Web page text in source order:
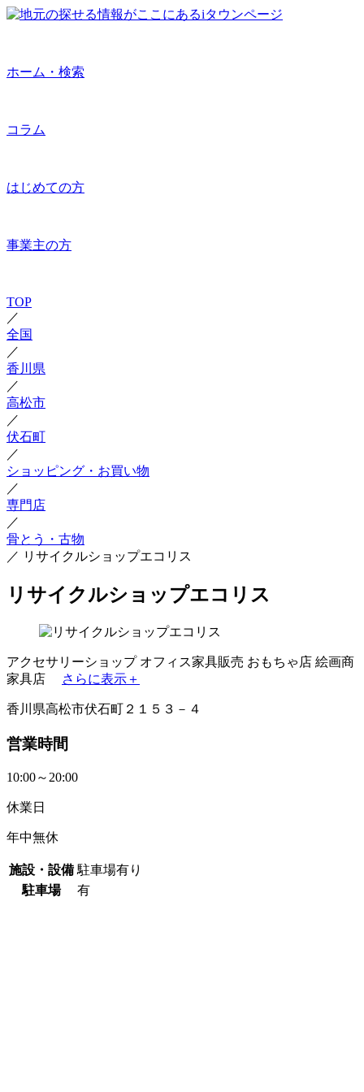
ホーム・検索
コラム
はじめての方
事業主の方
TOP
／
全国
／
香川県
／
高松市
／
伏石町
／
ショッピング・お買い物
／
専門店
／
骨とう・古物
／ リサイクルショップエコリス
リサイクルショップエコリス
アクセサリーショップ オフィス家具販売 おもちゃ店 絵画商
家具店
さらに表示＋
香川県高松市伏石町２１５３－４
営業時間
10:00～20:00
休業日
年中無休
施設・設備 駐車場有り
駐車場
有